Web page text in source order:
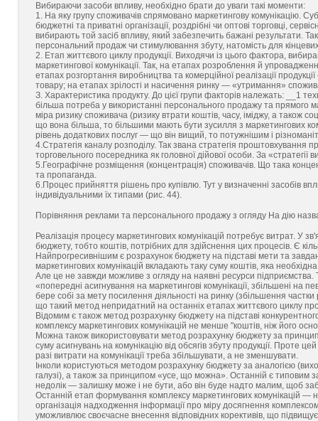
Вибираючи засоби впливу, необхідно брати до уваги такі моменти:
1. На яку групу споживачів спрямовано маркетингову комунікацію.
бюджетні та приватні організації, роздрібні чи оптові торговці,
вибирають той засіб впливу, який забезпечить бажані результати.
персональний продаж чи стимулювання збуту, натомість для
2. Етап життєвого циклу продукції. Виходячи із цього фактора,
маркетингової комунікації. Так, на етапах розроблення й
етапах розгортання виробництва та комерційної реалізації
товару; на етапах зрілості и насичення ринку — «утримання»
З. Характеристика продукту. До цієї групи факторів належать: __1
більша потреба у використанні персонального продажу та прямого
міра ризику споживача (ризику втрати коштів, часу, іміджу, а також
що вона більша, то більшими мають бути зусилля з маркетингових
рівень додаткових послуг — що він вищий, то потужнішим і
4.Стратегія каналу розподілу. Так звана стратегія проштовхування
торговельного посередника як головної дійової особи. За
5.Географічне розміщення (концентрація) споживачів. Що така
та пропаганда.
6.Процес прийняття рішень про купівлю. Тут у визначенні засобів
індивідуальними їх типами (рис. 44).
Порівняння реклами та персонального продажу з огляду На дію
Реалізація процесу маркетингових комунікацій потребує витрат. У
бюджету, тобто коштів, потрібних для здійснення цих процесів. Є
Найпрогресивнішим є розрахунок бюджету на підставі мети та
маркетингових комунікацій вкладають таку суму коштів, яка
Але це не завжди можливе з огляду на наявні ресурси
«попередні асигнування на маркетингові комунікації, збільшені на
бере собі за мету посилення діяльності на ринку (збільшення
що такий метод непридатний на останніх етапах життєвого циклу
Відомим є також метод розрахунку бюджету на підставі
комплексу маркетингових комунікацій не менше "коштів, ніж його
Можна також використовувати метод розрахунку бюджету за
суму асигнувань на комунікацію від обсягів збуту продукції.
разі витрати на комунікації треба збільшувати, а не зменшувати.
Інколи користуються методом розрахунку бюджету за аналогією
галузі), а також за принципом «усе, що можна». Останній є типовим
недолік — залишку може і не бути, або він буде надто малим, щоб
Останній етап формування комплексу маркетингових комунікацій —
організація надходження інформації про міру досягнення
уможливлює своєчасне внесення відповідних корективів, що